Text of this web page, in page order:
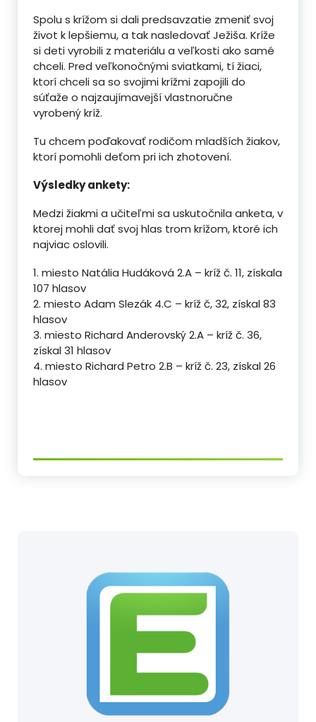
Spolu s krížom si dali predsavzatie zmeniť svoj
život k lepšiemu, a tak nasledovať Ježiša. Kríže
si deti vyrobili z materiálu a veľkosti ako samé
chceli. Pred veľkonočnými sviatkami, tí žiaci,
ktorí chceli sa so svojimi krížmi zapojili do
súťaže o najzaujímavejší vlastnoručne
vyrobený kríž.
Tu chcem poďakovať rodičom mladších žiakov,
ktorí pomohli deťom pri ich zhotovení.
Výsledky ankety:
Medzi žiakmi a učiteľmi sa uskutočnila anketa, v
ktorej mohli dať svoj hlas trom krížom, ktoré ich
najviac oslovili.
1. miesto Natália Hudáková 2.A – kríž č. 11, získala
107 hlasov
2. miesto Adam Slezák 4.C – kríž č, 32, získal 83
hlasov
3. miesto Richard Anderovský 2.A – kríž č. 36,
získal 31 hlasov
4. miesto Richard Petro 2.B – kríž č. 23, získal 26
hlasov